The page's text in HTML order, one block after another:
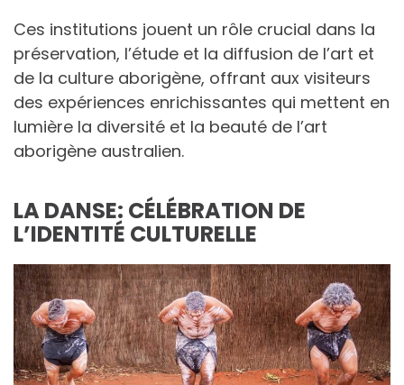
Ces institutions jouent un rôle crucial dans la
préservation, l’étude et la diffusion de l’art et
de la culture aborigène, offrant aux visiteurs
des expériences enrichissantes qui mettent en
lumière la diversité et la beauté de l’art
aborigène australien.
LA DANSE: CÉLÉBRATION DE
L’IDENTITÉ CULTURELLE